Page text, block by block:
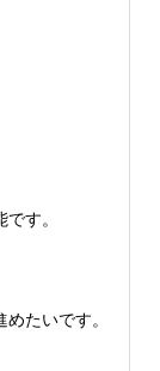
す。
たいです。